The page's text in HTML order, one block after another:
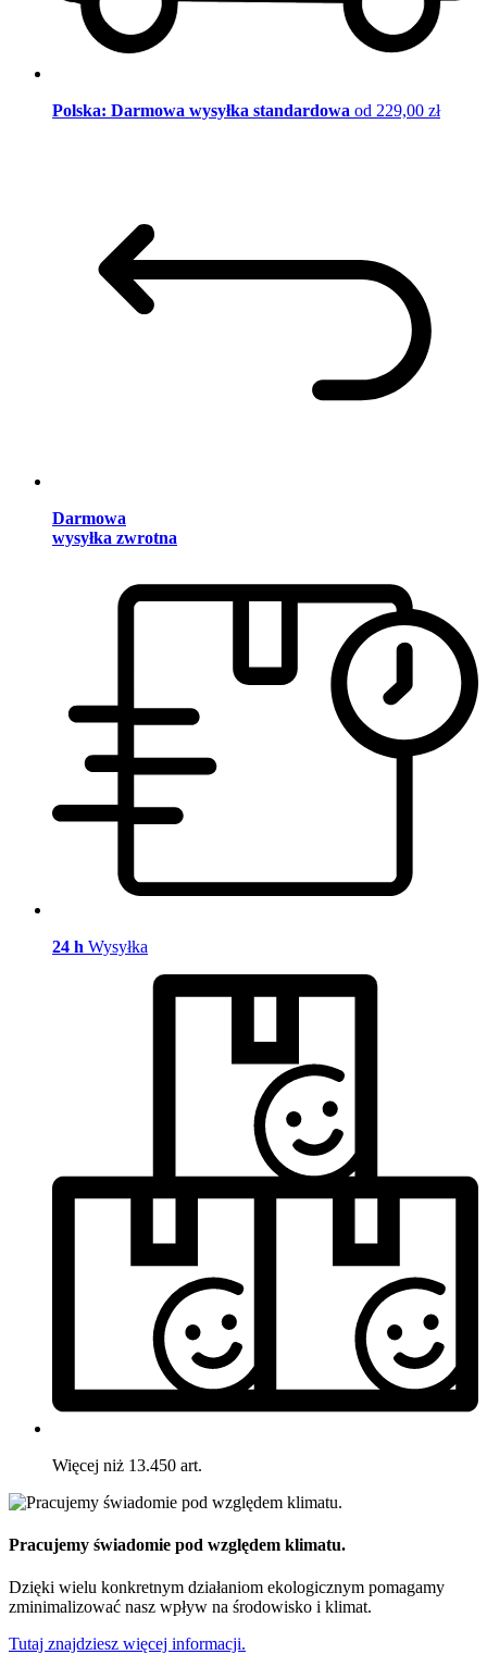
Polska: Darmowa wysyłka standardowa od 229,00 zł
Darmowa
wysyłka zwrotna
24 h Wysyłka
Więcej niż 13.450 art.
Pracujemy świadomie pod względem klimatu.
Dzięki wielu konkretnym działaniom ekologicznym pomagamy
zminimalizować nasz wpływ na środowisko i klimat.
Tutaj znajdziesz więcej informacji.